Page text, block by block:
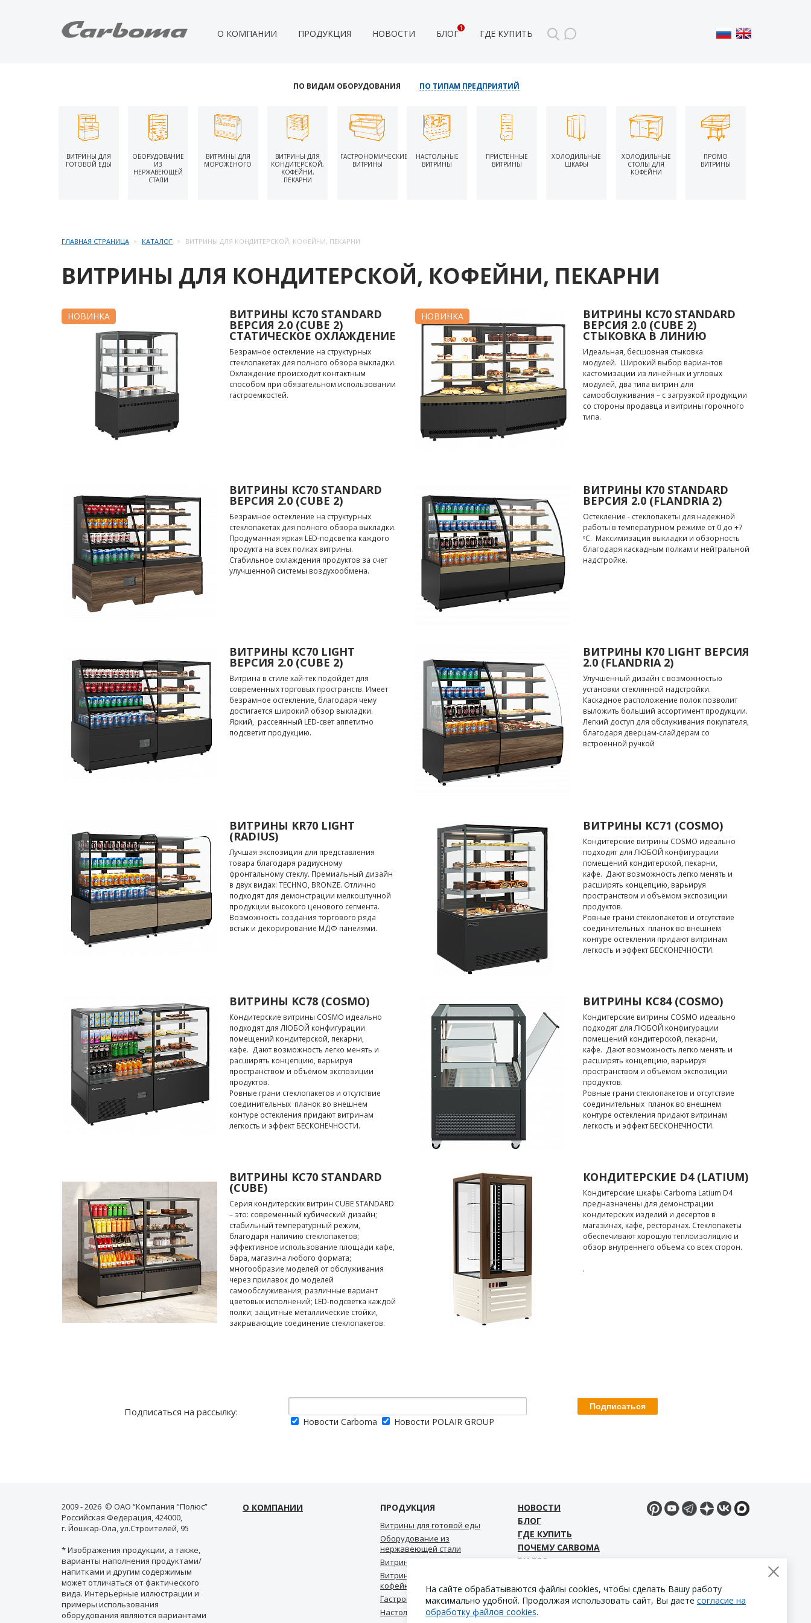
О КОМПАНИИ ПРОДУКЦИЯ НОВОСТИ БЛОГ1 ГДЕ КУПИТЬ
ПО ВИДАМ ОБОРУДОВАНИЯ ПО ТИПАМ ПРЕДПРИЯТИЙ
ВИТРИНЫ ДЛЯ
ГОТОВОЙ ЕДЫ
ОБОРУДОВАНИЕ
ИЗ
НЕРЖАВЕЮЩЕЙ
СТАЛИ
ВИТРИНЫ ДЛЯ
МОРОЖЕНОГО
ВИТРИНЫ ДЛЯ
КОНДИТЕРСКОЙ,
КОФЕЙНИ,
ПЕКАРНИ
ГАСТРОНОМИЧЕСКИЕ
ВИТРИНЫ
НАСТОЛЬНЫЕ
ВИТРИНЫ
ПРИСТЕННЫЕ
ВИТРИНЫ
ХОЛОДИЛЬНЫЕ
ШКАФЫ
ХОЛОДИЛЬНЫЕ
СТОЛЫ ДЛЯ
КОФЕЙНИ
ПРОМО
ВИТРИНЫ
ГЛАВНАЯ СТРАНИЦА КАТАЛОГ ВИТРИНЫ ДЛЯ КОНДИТЕРСКОЙ, КОФЕЙНИ, ПЕКАРНИ
ВИТРИНЫ ДЛЯ КОНДИТЕРСКОЙ, КОФЕЙНИ, ПЕКАРНИ
НОВИНКА ВИТРИНЫ KC70 STANDARD
ВЕРСИЯ 2.0 (CUBE 2)
СТАТИЧЕСКОЕ ОХЛАЖДЕНИЕ
Безрамное остекление на структурных
стеклопакетах для полного обзора выкладки.
Охлаждение происходит контактным
способом при обязательном использовании
гастроемкостей.
НОВИНКА ВИТРИНЫ KC70 STANDARD
ВЕРСИЯ 2.0 (CUBE 2)
СТЫКОВКА В ЛИНИЮ
Идеальная, бесшовная стыковка
модулей. Широкий выбор вариантов
кастомизации из линейных и угловых
модулей, два типа витрин для
самообслуживания – с загрузкой продукции
со стороны продавца и витрины горочного
типа.
ВИТРИНЫ KC70 STANDARD
ВЕРСИЯ 2.0 (CUBE 2)
Безрамное остекление на структурных
стеклопакетах для полного обзора выкладки.
Продуманная яркая LED-подсветка каждого
продукта на всех полках витрины.
Стабильное охлаждения продуктов за счет
улучшенной системы воздухообмена.
ВИТРИНЫ K70 STANDARD
ВЕРСИЯ 2.0 (FLANDRIA 2)
Остекление - стеклопакеты для надежной
работы в температурном режиме от 0 до +7
ºС. Максимизация выкладки и обзорность
благодаря каскадным полкам и нейтральной
надстройке.
ВИТРИНЫ KC70 LIGHT
ВЕРСИЯ 2.0 (CUBE 2)
Витрина в стиле хай-тек подойдет для
современных торговых пространств. Имеет
безрамное остекление, благодаря чему
достигается широкий обзор выкладки.
Яркий, рассеянный LED-свет аппетитно
подсветит продукцию.
ВИТРИНЫ K70 LIGHT ВЕРСИЯ
2.0 (FLANDRIA 2)
Улучшенный дизайн с возможностью
установки стеклянной надстройки.
Каскадное расположение полок позволит
выложить больший ассортимент продукции.
Легкий доступ для обслуживания покупателя,
благодаря дверцам-слайдерам со
встроенной ручкой
ВИТРИНЫ KR70 LIGHT
(RADIUS)
Лучшая экспозиция для представления
товара благодаря радиусному
фронтальному стеклу. Премиальный дизайн
в двух видах: TECHNO, BRONZE. Отлично
подходят для демонстрации мелкоштучной
продукции высокого ценового сегмента.
Возможность создания торгового ряда
встык и декорирование МДФ панелями.
ВИТРИНЫ KC71 (COSMO)
Кондитерские витрины COSMO идеально
подходят для ЛЮБОЙ конфигурации
помещений кондитерской, пекарни,
кафе. Дают возможность легко менять и
расширять концепцию, варьируя
пространством и объёмом экспозиции
продуктов.
Ровные грани стеклопакетов и отсутствие
соединительных планок во внешнем
контуре остекления придают витринам
легкость и эффект БЕСКОНЕЧНОСТИ.
ВИТРИНЫ KC78 (COSMO)
Кондитерские витрины COSMO идеально
подходят для ЛЮБОЙ конфигурации
помещений кондитерской, пекарни,
кафе. Дают возможность легко менять и
расширять концепцию, варьируя
пространством и объёмом экспозиции
продуктов.
Ровные грани стеклопакетов и отсутствие
соединительных планок во внешнем
контуре остекления придают витринам
легкость и эффект БЕСКОНЕЧНОСТИ.
ВИТРИНЫ KC84 (COSMO)
Кондитерские витрины COSMO идеально
подходят для ЛЮБОЙ конфигурации
помещений кондитерской, пекарни,
кафе. Дают возможность легко менять и
расширять концепцию, варьируя
пространством и объёмом экспозиции
продуктов.
Ровные грани стеклопакетов и отсутствие
соединительных планок во внешнем
контуре остекления придают витринам
легкость и эффект БЕСКОНЕЧНОСТИ.
ВИТРИНЫ KC70 STANDARD
(CUBE)
Серия кондитерских витрин CUBE STANDARD
– это: современный кубический дизайн;
стабильный температурный режим,
благодаря наличию стеклопакетов;
эффективное использование площади кафе,
бара, магазина любого формата;
многообразие моделей от обслуживания
через прилавок до моделей
самообслуживания; различные вариант
цветовых исполнений; LED-подсветка каждой
полки; защитные металлические стойки,
закрывающие соединение стеклопакетов.
КОНДИТЕРСКИЕ D4 (LATIUM)
Кондитерские шкафы Carboma Latium D4
предназначены для демонстрации
кондитерских изделий и десертов в
магазинах, кафе, ресторанах. Стеклопакеты
обеспечивают хорошую теплоизоляцию и
обзор внутреннего объема со всех сторон.
.
Подписаться на рассылку:
Новости Carboma Новости POLAIR GROUP
2009 - 2026 © ОАО “Компания "Полюс”
Российская Федерация, 424000,
г. Йошкар-Ола, ул.Строителей, 95
* Изображения продукции, а также,
варианты наполнения продуктами/
напитками и другим содержимым
может отличаться от фактического
вида. Интерьерные иллюстрации и
примеры использования
оборудования являются вариантами
О КОМПАНИИ ПРОДУКЦИЯ
Витрины для готовой еды
Оборудование из
нержавеющей стали
Витрины для мороженого
Витрины для кондитерской,
кофейни, пекарни
Гастрономические витрины
Настольные витрины
НОВОСТИ
БЛОГ
ГДЕ КУПИТЬ
ПОЧЕМУ CARBOMA
ВИДЕО
КОНТАКТЫ
На сайте обрабатываются файлы cookies, чтобы сделать Вашу работу
максимально удобной. Продолжая использовать сайт, Вы даете согласие на
обработку файлов cookies.